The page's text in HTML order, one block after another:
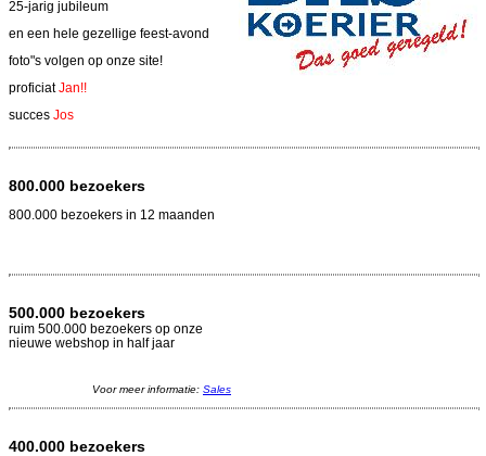
25-jarig jubileum
en een hele gezellige feest-avond
foto"s volgen op onze site!
proficiatJan!!
succes Jos
800.000 bezoekers
800.000 bezoekers in 12 maanden
500.000 bezoekers
ruim 500.000 bezoekers op onze
nieuwe webshop in half jaar
Voor meer informatie: Sales
400.000 bezoekers